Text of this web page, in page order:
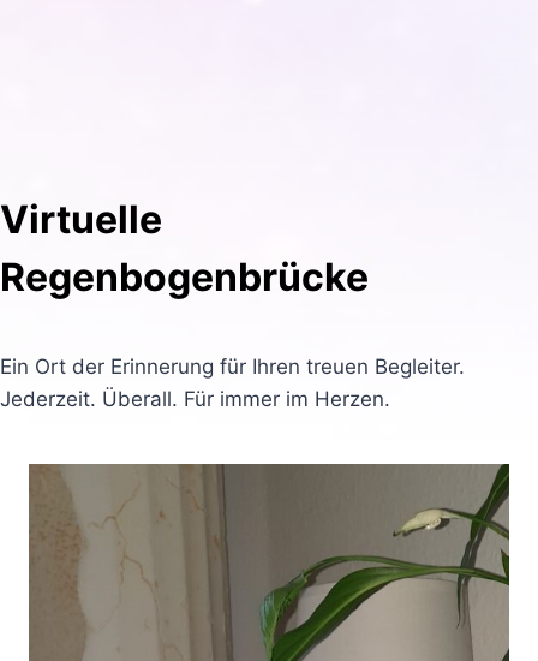
Virtuelle
Regenbogenbrücke
Ein Ort der Erinnerung für Ihren treuen Begleiter.
Jederzeit. Überall. Für immer im Herzen.